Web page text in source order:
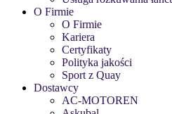
O Firmie
O Firmie
Kariera
Certyfikaty
Polityka jakości
Sport z Quay
Dostawcy
AC-MOTOREN